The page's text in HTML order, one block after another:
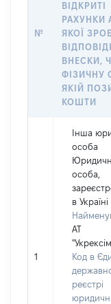
№
ВІДКРИТІ
РАХУНКИ
ЯКОЇ
ВНЕСКИ,
ФІЗИЧНУ
ЯКІЙ
КОШТИ
1
Інша
особа
особа,
в Україні
АТ
Код в
реєстрі